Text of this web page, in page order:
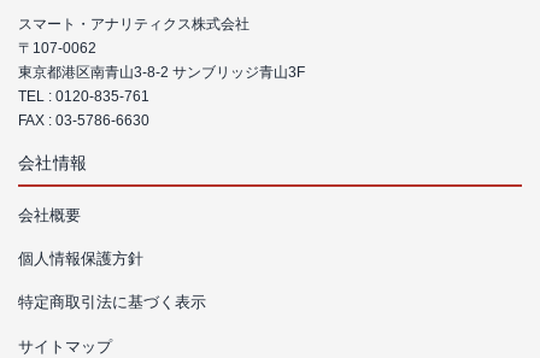
スマート・アナリティクス株式会社
〒107-0062
東京都港区南青山3-8-2 サンブリッジ青山3F
TEL : 0120-835-761
FAX : 03-5786-6630
会社情報
会社概要
個人情報保護方針
特定商取引法に基づく表示
サイトマップ